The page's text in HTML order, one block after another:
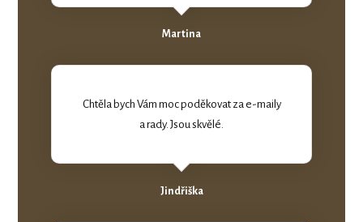
Martina
Chtěla bych Vám moc poděkovat za e-maily
a rady. Jsou skvělé.
Jindřiška